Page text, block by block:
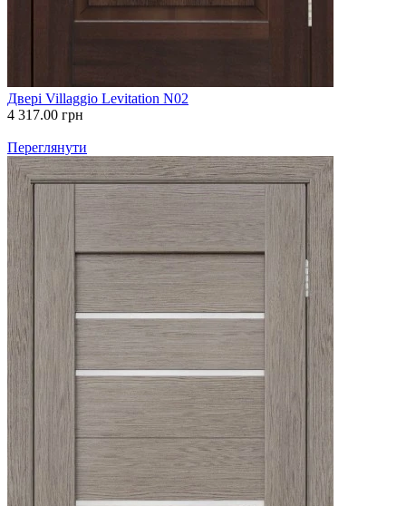
Двері Villaggio Levitation N02
4 317.00 грн
Переглянути